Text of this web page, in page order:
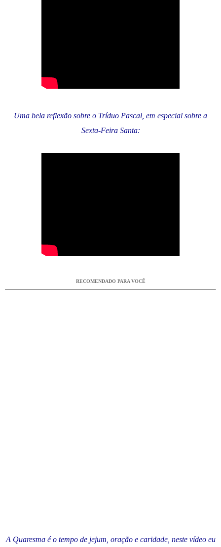
Uma bela reflexão sobre o Tríduo Pascal, em especial sobre a
Sexta-Feira Santa:
RECOMENDADO PARA VOCÊ
A Quaresma é o tempo de jejum, oração e caridade, neste vídeo eu